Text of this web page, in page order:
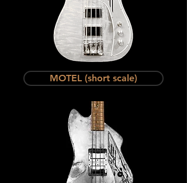
MOTEL (short scale)